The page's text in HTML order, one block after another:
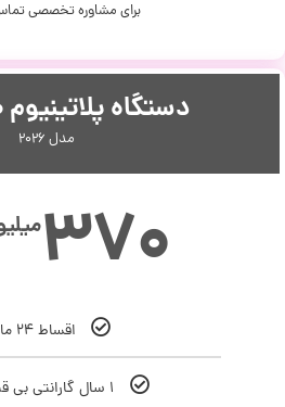
برای مشاوره تخصصی
دستگاه پلاتینیوم ۱۶۰۰ وات
مدل ۲۰۲۶
۳۷۰
اقساط ۲۴ ماهه
۱ سال گارانتی بی قید و شرط